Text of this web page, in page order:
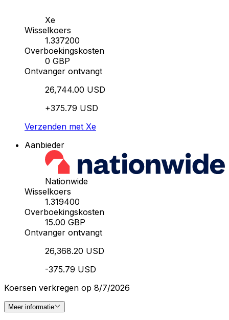
Xe
Wisselkoers
1.337200
Overboekingskosten
0 GBP
Ontvanger ontvangt
26,744.00 USD
+375.79 USD
Verzenden met Xe
Aanbieder
Nationwide
Wisselkoers
1.319400
Overboekingskosten
15.00 GBP
Ontvanger ontvangt
26,368.20 USD
-375.79 USD
Koersen verkregen op 8/7/2026
Meer informatie